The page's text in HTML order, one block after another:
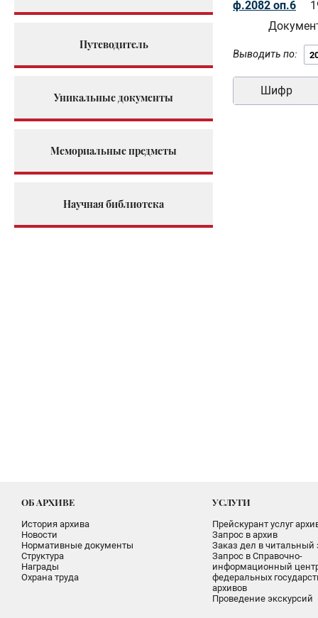
Путеводитель
Уникальные документы
Мемориальные предметы
Научная библиотека
ф.2082 оп.6
Выводить по:
Шифр
ОБ АРХИВЕ
История архива
Новости
Нормативные документы
Структура
Награды
Охрана труда
УСЛУГИ
Прейскурант услуг
Запрос в архив
Заказ дел в читальный
Запрос в Справочно-
информационный
федеральных
архивов
Проведение экскурсий